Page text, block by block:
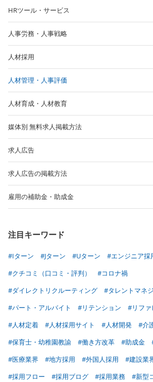
HRツール・サービス
人事労務・人事戦略
人材採用
人材管理・人事評価
人材育成・人材教育
媒体別 無料求人掲載方法
求人広告
求人広告の掲載方法
雇用の補助金・助成金
注目キーワード
#Iターン #Jターン #Uターン #エンジニア採
#クチコミ（口コミ・評判）
#コロナ禍
#ダイレクトリクルーティング
#タレントマネ
#パート・アルバイト
#リテンション #リファ
#人材定着
#人材採用サイト #人材開発
#介
#保育士・幼稚園教諭
#働き方改革 #助成金
#医療業界
#地方採用 #外国人採用 #建設業
#採用フロー
#採用ブログ #採用業務
#新型